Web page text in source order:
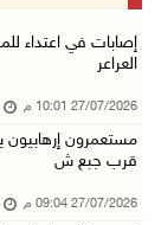
إصابات في اعتداء
العراعر
27/07/2026 10:01 م
مستعمرون إرهابيون
قرب جبع ش
27/07/2026 09:04 م